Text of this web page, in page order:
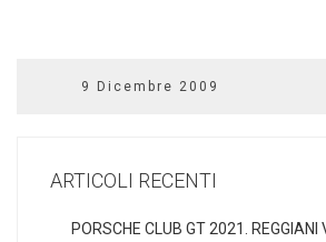
9 Dicembre 2009
ARTICOLI RECENTI
PORSCHE CLUB GT 2021. REGGIANI